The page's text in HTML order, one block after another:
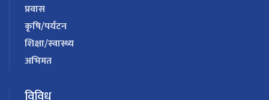
प्रवास
कृषि/पर्यटन
शिक्षा/स्वास्थ्य
अभिमत